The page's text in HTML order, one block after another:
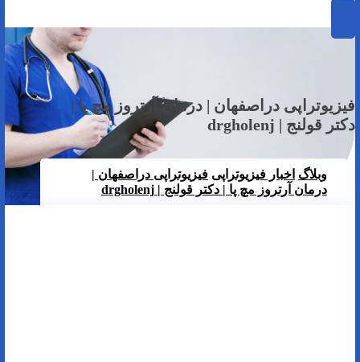
فیزیوتراپی دراصفهان | درمان آرتروز مچ پا |
دکتر قولنج | drgholenj
وبلاگ اخبار فیزیوتراپی فیزیوتراپی دراصفهان |
درمان آرتروز مچ پا | دکتر قولنج | drgholenj